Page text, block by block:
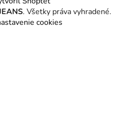
. Všetky práva vyhradené.
cookies